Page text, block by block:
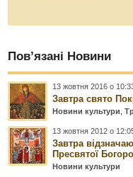
Пов’язані Новини
13 жовтня 2016 о
Завтра свято
Новини культури ,
13 жовтня 2012 о
Завтра
Пресвятої
Новини культури